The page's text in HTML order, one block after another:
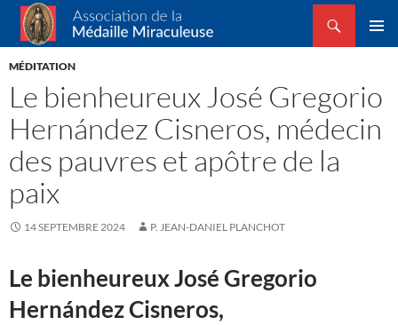
Association de la Médaille Miraculeuse
Recherche
ALLER
AU
MÉDITATION
Le bienheureux José Gregorio
Hernández Cisneros, médecin
des pauvres et apôtre de la
paix
14 SEPTEMBRE 2024 P. JEAN-DANIEL PLANCHOT
Le bienheureux José Gregorio
Hernández Cisneros,